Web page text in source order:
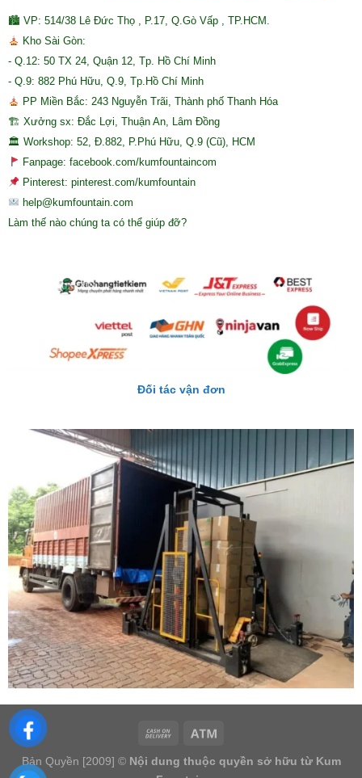
🏙 VP: 514/38 Lê Đức Thọ , P.17, Q.Gò Vấp , TP.HCM.
Kho Sài Gòn:
- Q.12: 50 TX 24, Quận 12, Tp. Hồ Chí Minh
- Q.9: 882 Phú Hữu, Q.9, Tp.Hồ Chí Minh
PP Miền Bắc: 243 Nguyễn Trãi, Thành phố Thanh Hóa
🏗 Xưởng sx: Đắc Lợi, Thuận An, Lâm Đồng
🏛 Workshop: 52, Đ.882, P.Phú Hữu, Q.9 (Cũ), HCM
Fanpage: facebook.com/kumfountaincom
Pinterest: pinterest.com/kumfountain
help@kumfountain.com
Làm thế nào chúng ta có thể giúp đỡ?
Đối tác vận đơn
Bản Quyền [2009] © Nội dung thuộc quyền sở hữu từ Kum